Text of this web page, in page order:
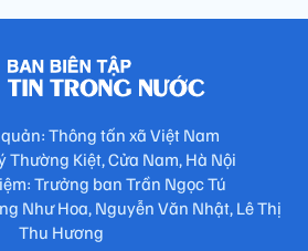
Thông tấn xã Việt Nam
Thường Kiệt, Cửa Nam, Hà Nội
Trưởng ban Trần Ngọc Tú
Như Hoa, Nguyễn Văn Nhật, Lê Thị
Thu Hương